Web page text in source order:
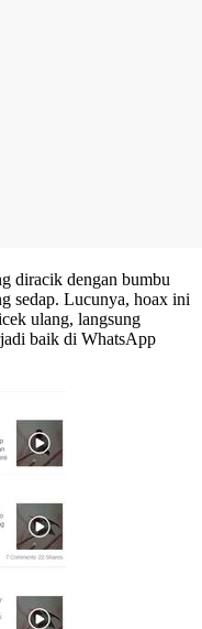
diracik dengan bumbu
sedap. Lucunya, hoax ini
ulang, langsung
baik di WhatsApp